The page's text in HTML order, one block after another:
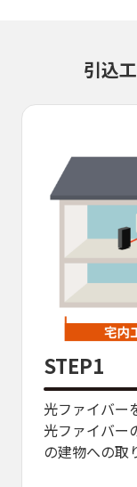
引込
STEP1
光ファイバー
光ファイバー
の建物への取